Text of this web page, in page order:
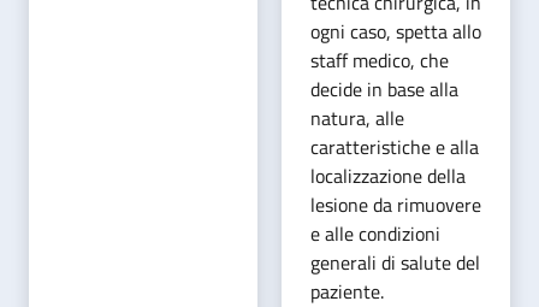
ogni caso, spetta allo
staff medico, che
decide in base alla
natura, alle
caratteristiche e alla
localizzazione della
lesione da rimuovere
e alle condizioni
generali di salute del
paziente.